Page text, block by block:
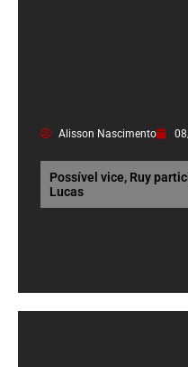
Alisson Nascimento
Possível vice, Ruy
Lucas